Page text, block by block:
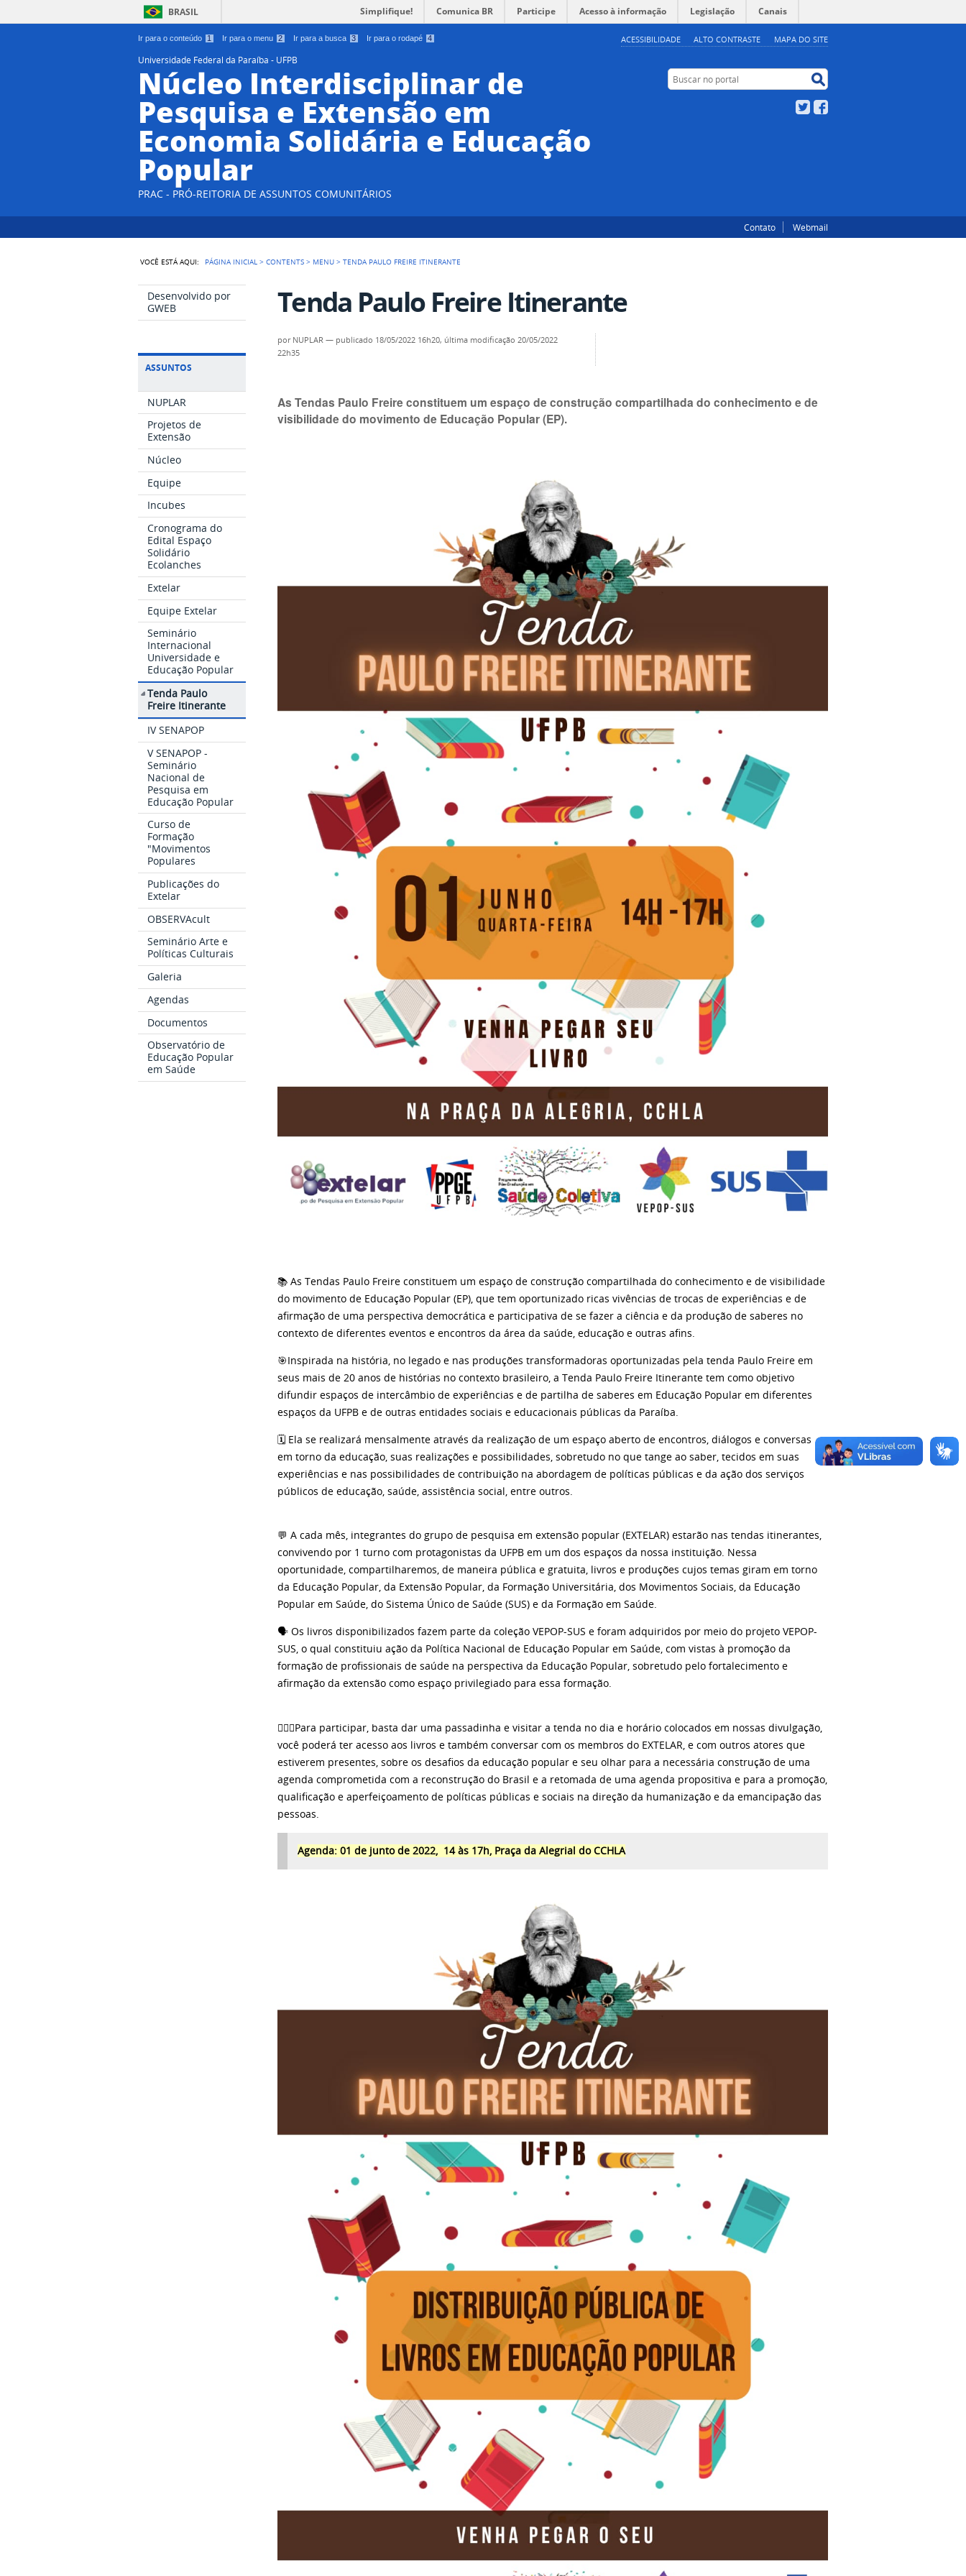
Ir para o conteúdo 1 Ir para o menu 2 Ir para a busca 3 Ir para o rodapé 4 ACESSIBILIDADE ALTO CONTRASTE MAPA DO SITE
BRASIL Simplifique! Comunica BR Participe Acesso à informação Legislação Canais
Universidade Federal da Paraíba - UFPB
Núcleo Interdisciplinar de
Pesquisa e Extensão em
Economia Solidária e Educação
Popular
PRAC - PRÓ-REITORIA DE ASSUNTOS COMUNITÁRIOS
Buscar no portal
Twitter
Contato Webmail
VOCÊ ESTÁ AQUI: PÁGINA INICIAL >CONTENTS > MENU >TENDA PAULO FREIRE ITINERANTE
Desenvolvido por
GWEB
ASSUNTOS
NUPLAR
Projetos de
Extensão
Núcleo
Equipe
Incubes
Cronograma do
Edital Espaço
Solidário
Ecolanches
Extelar
Equipe Extelar
Seminário
Internacional
Universidade e
Educação Popular
Tenda Paulo
Freire Itinerante
IV SENAPOP
V SENAPOP -
Seminário
Nacional de
Pesquisa em
Educação Popular
Curso de
Formação
"Movimentos
Populares
Publicações do
Extelar
OBSERVAcult
Seminário Arte e
Políticas Culturais
Galeria
Agendas
Documentos
Observatório de
Educação Popular
em Saúde
Tenda Paulo Freire Itinerante
por NUPLAR — publicado 18/05/2022 16h20, última modificação 20/05/2022
22h35
As Tendas Paulo Freire constituem um espaço de construção compartilhada do conhecimento e de
visibilidade do movimento de Educação Popular (EP).
📚 As Tendas Paulo Freire constituem um espaço de construção compartilhada do conhecimento e de visibilidade
do movimento de Educação Popular (EP), que tem oportunizado ricas vivências de trocas de experiências e de
afirmação de uma perspectiva democrática e participativa de se fazer a ciência e da produção de saberes no
contexto de diferentes eventos e encontros da área da saúde, educação e outras afins.
🎯Inspirada na história, no legado e nas produções transformadoras oportunizadas pela tenda Paulo Freire em
seus mais de 20 anos de histórias no contexto brasileiro, a Tenda Paulo Freire Itinerante tem como objetivo
difundir espaços de intercâmbio de experiências e de partilha de saberes em Educação Popular em diferentes
espaços da UFPB e de outras entidades sociais e educacionais públicas da Paraíba.
🗓️ Ela se realizará mensalmente através da realização de um espaço aberto de encontros, diálogos e conversas
em torno da educação, suas realizações e possibilidades, sobretudo no que tange ao saber, tecidos em suas
experiências e nas possibilidades de contribuição na abordagem de políticas públicas e da ação dos serviços
públicos de educação, saúde, assistência social, entre outros.
💬 A cada mês, integrantes do grupo de pesquisa em extensão popular (EXTELAR) estarão nas tendas itinerantes,
convivendo por 1 turno com protagonistas da UFPB em um dos espaços da nossa instituição. Nessa
oportunidade, compartilharemos, de maneira pública e gratuita, livros e produções cujos temas giram em torno
da Educação Popular, da Extensão Popular, da Formação Universitária, dos Movimentos Sociais, da Educação
Popular em Saúde, do Sistema Único de Saúde (SUS) e da Formação em Saúde.
🗣️ Os livros disponibilizados fazem parte da coleção VEPOP-SUS e foram adquiridos por meio do projeto VEPOP-
SUS, o qual constituiu ação da Política Nacional de Educação Popular em Saúde, com vistas à promoção da
formação de profissionais de saúde na perspectiva da Educação Popular, sobretudo pelo fortalecimento e
afirmação da extensão como espaço privilegiado para essa formação.
🤸🏽‍♂️Para participar, basta dar uma passadinha e visitar a tenda no dia e horário colocados em nossas divulgação,
você poderá ter acesso aos livros e também conversar com os membros do EXTELAR, e com outros atores que
estiverem presentes, sobre os desafios da educação popular e seu olhar para a necessária construção de uma
agenda comprometida com a reconstrução do Brasil e a retomada de uma agenda propositiva e para a promoção,
qualificação e aperfeiçoamento de políticas públicas e sociais na direção da humanização e da emancipação das
pessoas.
Agenda: 01 de junto de 2022, 14 às 17h, Praça da Alegrial do CCHLA